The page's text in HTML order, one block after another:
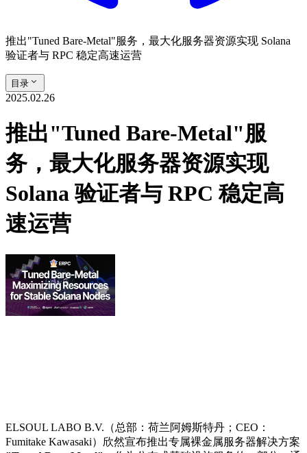
推出"Tuned Bare-Metal"服务，最大化服务器资源实现 Solana
验证者与 RPC 稳定高速运营
目录
2025.02.26
推出"Tuned Bare-Metal"服
务，最大化服务器资源实现
Solana 验证者与 RPC 稳定高
速运营
ELSOUL LABO B.V.（总部：荷兰阿姆斯特丹；CEO：
Fumitake Kawasaki）欣然宣布推出专属裸金属服务器解决方案